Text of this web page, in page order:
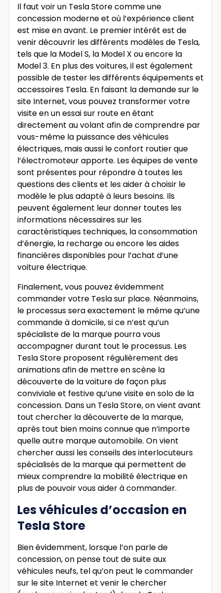
Il faut voir un Tesla Store comme une
concession moderne et où l’expérience client
est mise en avant. Le premier intérêt est de
venir découvrir les différents modèles de Tesla,
tels que la Model S, la Model X ou encore la
Model 3. En plus des voitures, il est également
possible de tester les différents équipements et
accessoires Tesla. En faisant la demande sur le
site Internet, vous pouvez transformer votre
visite en un essai sur route en étant
directement au volant afin de comprendre par
vous-même la puissance des véhicules
électriques, mais aussi le confort routier que
l’électromoteur apporte. Les équipes de vente
sont présentes pour répondre à toutes les
questions des clients et les aider à choisir le
modèle le plus adapté à leurs besoins. Ils
peuvent également leur donner toutes les
informations nécessaires sur les
caractéristiques techniques, la consommation
d’énergie, la recharge ou encore les aides
financières disponibles pour l’achat d’une
voiture électrique.
Finalement, vous pouvez évidemment
commander votre Tesla sur place. Néanmoins,
le processus sera exactement le même qu’une
commande à domicile, si ce n’est qu’un
spécialiste de la marque pourra vous
accompagner durant tout le processus. Les
Tesla Store proposent régulièrement des
animations afin de mettre en scène la
découverte de la voiture de façon plus
conviviale et festive qu’une visite en solo de la
concession. Dans un Tesla Store, on vient avant
tout chercher la découverte de la marque,
après tout bien moins connue que n’importe
quelle autre marque automobile. On vient
chercher aussi les conseils des interlocuteurs
spécialisés de la marque qui permettent de
mieux comprendre la mobilité électrique en
plus de pouvoir vous aider à commander.
Les véhicules d’occasion en
Tesla Store
Bien évidemment, lorsque l’on parle de
concession, on pense tout de suite aux
véhicules neufs, tel qu’on peut le commander
sur le site Internet et venir le chercher